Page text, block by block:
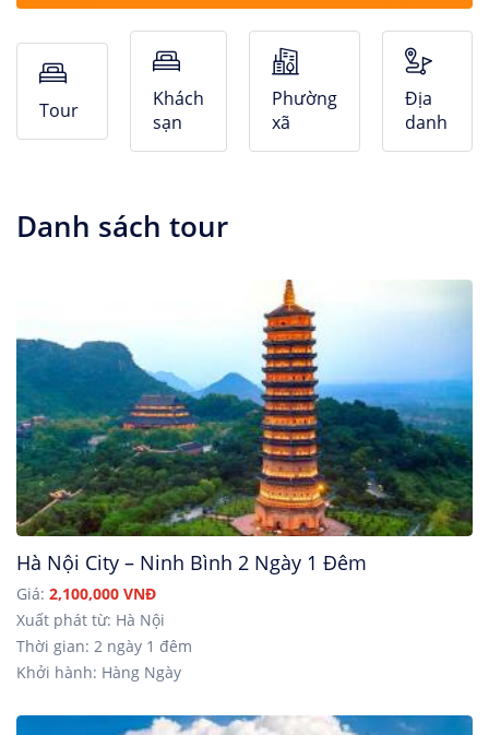
Căn hộ dịch vụ
Tour
Khách
sạn
Phường
xã
Địa
danh
Danh sách tour
Hà Nội City – Ninh Bình 2 Ngày 1 Đêm
Giá: 2,100,000 VNĐ
Xuất phát từ: Hà Nội
Thời gian: 2 ngày 1 đêm
Khởi hành: Hàng Ngày